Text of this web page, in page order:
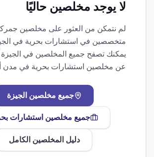
لا يوجد مخلصين حاليًا
لم نتمكن من العثور على مخلصين
متخصصين في استشارات بحرية في
يمكنك تصفح جميع المخلصين في الجيزة
عن مخلصين استشارات بحرية في مدن
جميع مخلصين الجيزة
جميع مخلصين استشارات
دليل المخلصين الكامل